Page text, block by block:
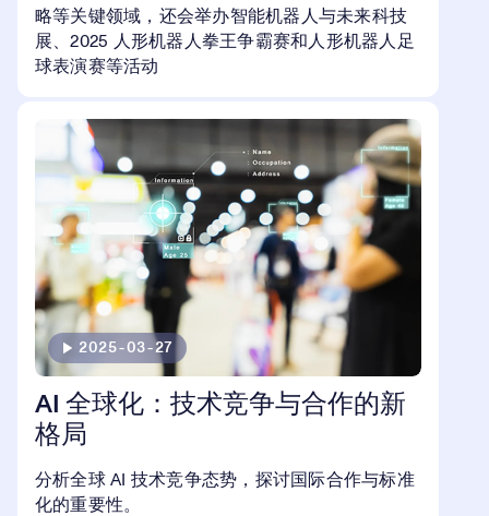
略等关键领域，还会举办智能机器人与未来科技
展、2025 人形机器人拳王争霸赛和人形机器人足
球表演赛等活动
AI 全球化：技术竞争与合作的新
格局
分析全球 AI 技术竞争态势，探讨国际合作与标准
化的重要性。
2025-03-27